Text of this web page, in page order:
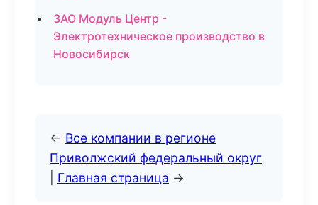
ЗАО Модуль Центр -
Электротехническое производство в
Новосибирск
← Все компании в регионе
Приволжский федеральный округ
Главная страница →